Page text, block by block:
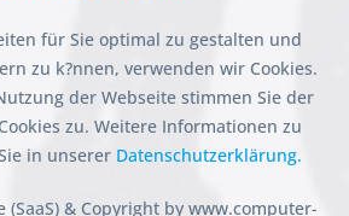
für Sie optimal zu gestalten und
zu k?nnen, verwenden wir Cookies.
der Webseite stimmen Sie der
zu. Weitere Informationen zu
in unserer Datenschutzerklärung.
(SaaS) & Copyright by www.computer-